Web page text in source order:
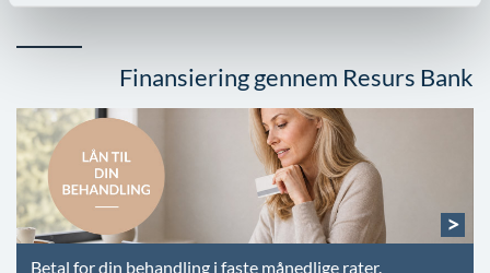
Finansiering gennem Resurs Bank
>
Betal for din behandling i faste månedlige rater.